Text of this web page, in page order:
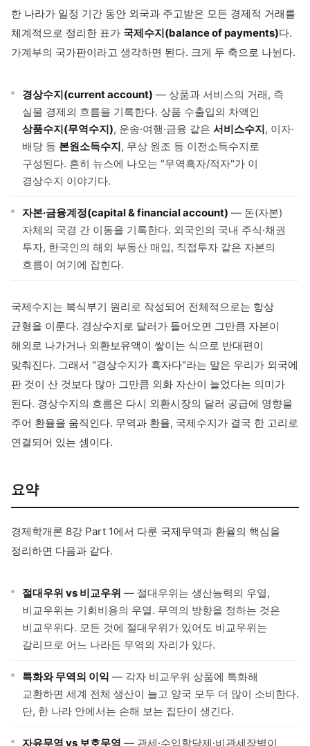
한 나라가 일정 기간 동안 외국과 주고받은 모든 경제적 거래를
체계적으로 정리한 표가 국제수지(balance of payments)다.
가계부의 국가판이라고 생각하면 된다. 크게 두 축으로 나뉜다.
경상수지(current account) — 상품과 서비스의 거래, 즉
실물 경제의 흐름을 기록한다. 상품 수출입의 차액인
상품수지(무역수지), 운송·여행·금융 같은 서비스수지, 이자·
배당 등 본원소득수지, 무상 원조 등 이전소득수지로
구성된다. 흔히 뉴스에 나오는 "무역흑자/적자"가 이
경상수지 이야기다.
자본·금융계정(capital & financial account) — 돈(자본)
자체의 국경 간 이동을 기록한다. 외국인의 국내 주식·채권
투자, 한국인의 해외 부동산 매입, 직접투자 같은 자본의
흐름이 여기에 잡힌다.
국제수지는 복식부기 원리로 작성되어 전체적으로는 항상
균형을 이룬다. 경상수지로 달러가 들어오면 그만큼 자본이
해외로 나가거나 외환보유액이 쌓이는 식으로 반대편이
맞춰진다. 그래서 "경상수지가 흑자다"라는 말은 우리가 외국에
판 것이 산 것보다 많아 그만큼 외화 자산이 늘었다는 의미가
된다. 경상수지의 흐름은 다시 외환시장의 달러 공급에 영향을
주어 환율을 움직인다. 무역과 환율, 국제수지가 결국 한 고리로
연결되어 있는 셈이다.
요약
경제학개론 8강 Part 1에서 다룬 국제무역과 환율의 핵심을
정리하면 다음과 같다.
절대우위 vs 비교우위 — 절대우위는 생산능력의 우열,
비교우위는 기회비용의 우열. 무역의 방향을 정하는 것은
비교우위다. 모든 것에 절대우위가 있어도 비교우위는
갈리므로 어느 나라든 무역의 자리가 있다.
특화와 무역의 이익 — 각자 비교우위 상품에 특화해
교환하면 세계 전체 생산이 늘고 양국 모두 더 많이 소비한다.
단, 한 나라 안에서는 손해 보는 집단이 생긴다.
자유무역 vs 보호무역 — 관세·수입할당제·비관세장벽이